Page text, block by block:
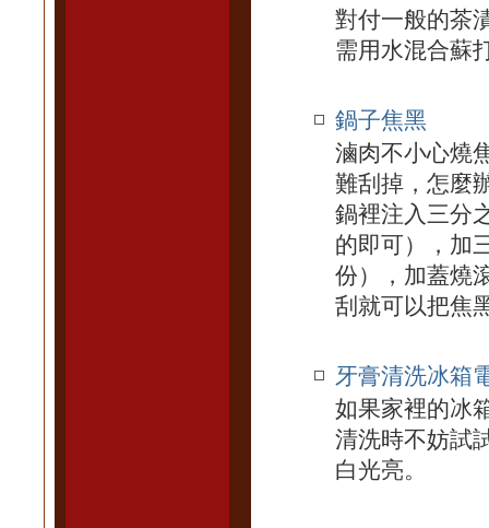
對付一般的茶
需用水混合蘇
鍋子焦黑
滷肉不小心燒
難刮掉，怎麼
鍋裡注入三分
的即可），加
份），加蓋燒
刮就可以把焦
牙膏清洗冰箱
如果家裡的冰
清洗時不妨試
白光亮。